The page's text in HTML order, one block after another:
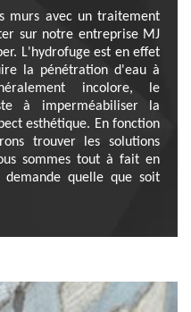
murs avec un traitement
sur notre entreprise MJ
L'hydrofuge est en effet
la pénétration d'eau à
incolore, le
à imperméabiliser la
esthétique. En fonction
trouver les solutions
sommes tout à fait en
quelle que soit